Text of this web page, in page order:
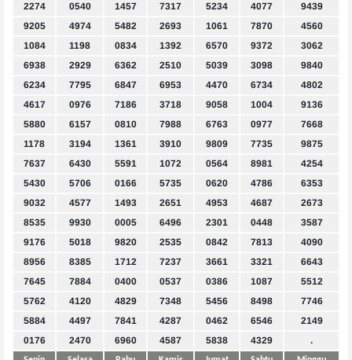
2274
0540 1457 7317 5234 4077
9439
9205
4974 5482 2693 1061 7870
4560
1084
1198 0834 1392 6570 9372
3062
6938
2929 6362 2510 5039 3098
9840
6234
7795 6847 6953 4470 6734
4802
4617
0976 7186 3718 9058 1004
9136
5880
6157 0810 7988 6763 0977
7668
1178
3194 1361 3910 9809 7735
9875
7637
6430 5591 1072 0564 8981
4254
5430
5706 0166 5735 0620 4786
6353
9032
4577 1493 2651 4953 4687
2673
8535
9930 0005 6496 2301 0448
3587
9176
5018 9820 2535 0842 7813
4090
8956
8385 1712 7237 3661 3321
6643
7645
7884 0400 0537 0386 1087
5512
5762
4120 4829 7348 5456 8498
7746
5884
4497 7841 4287 0462 6546
2149
0176
2470 6960 4587 5838 4329 .